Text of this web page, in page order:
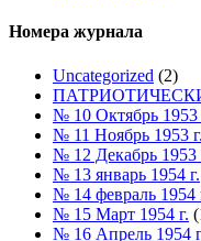
Номера журнала
Uncategorized (2)
№ 10 Октябрь 1953
№ 11 Ноябрь 1953 г.
№ 12 Декабрь 1953
№ 13 январь 1954 г.
№ 14 февраль 1954
№ 15 Март 1954 г.
№ 16 Апрель 1954